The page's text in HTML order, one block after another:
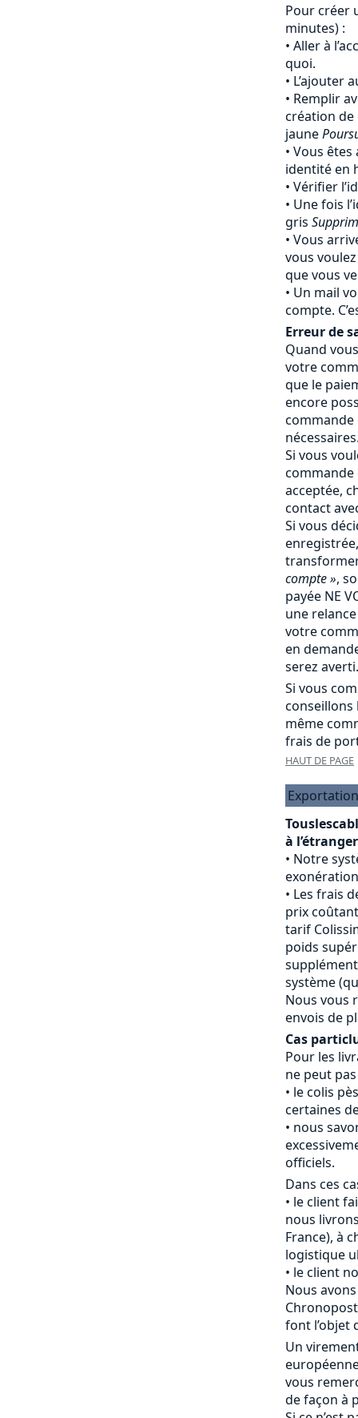
Pour créer
minutes) :
Aller à
quoi.
L’ajouter
Remplir
création
jaune
Vous êtes
identité en
Vérifier
Une fois
gris
Vous
vous
que vous
Un mail
compte.
Erreur de
Quand
votre
que le
encore
commande
Si vous
commande
acceptée,
contact
Si vous
compte »,
payée NE
une
votre
en
serez averti.
Si vous
conseillons
même
frais de
HAUT DE PAGE
à
Notre
Les frais
prix
tarif
poids
système
Nous vous
envois de
Cas
Pour les
ne peut
le colis
certaines
nous
officiels.
Dans ces
le client
nous
France), à
logistique
le client
Nous
font l’objet
Un
vous
de façon à